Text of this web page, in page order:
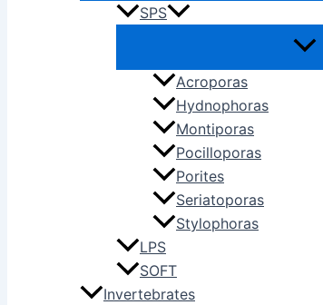
SPS
Acroporas
Hydnophoras
Montiporas
Pocilloporas
Porites
Seriatoporas
Stylophoras
LPS
SOFT
Invertebrates